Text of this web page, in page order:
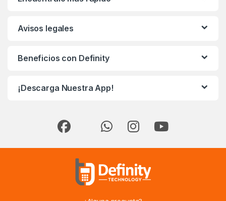
Avisos legales
Beneficios con Definity
¡Descarga Nuestra App!